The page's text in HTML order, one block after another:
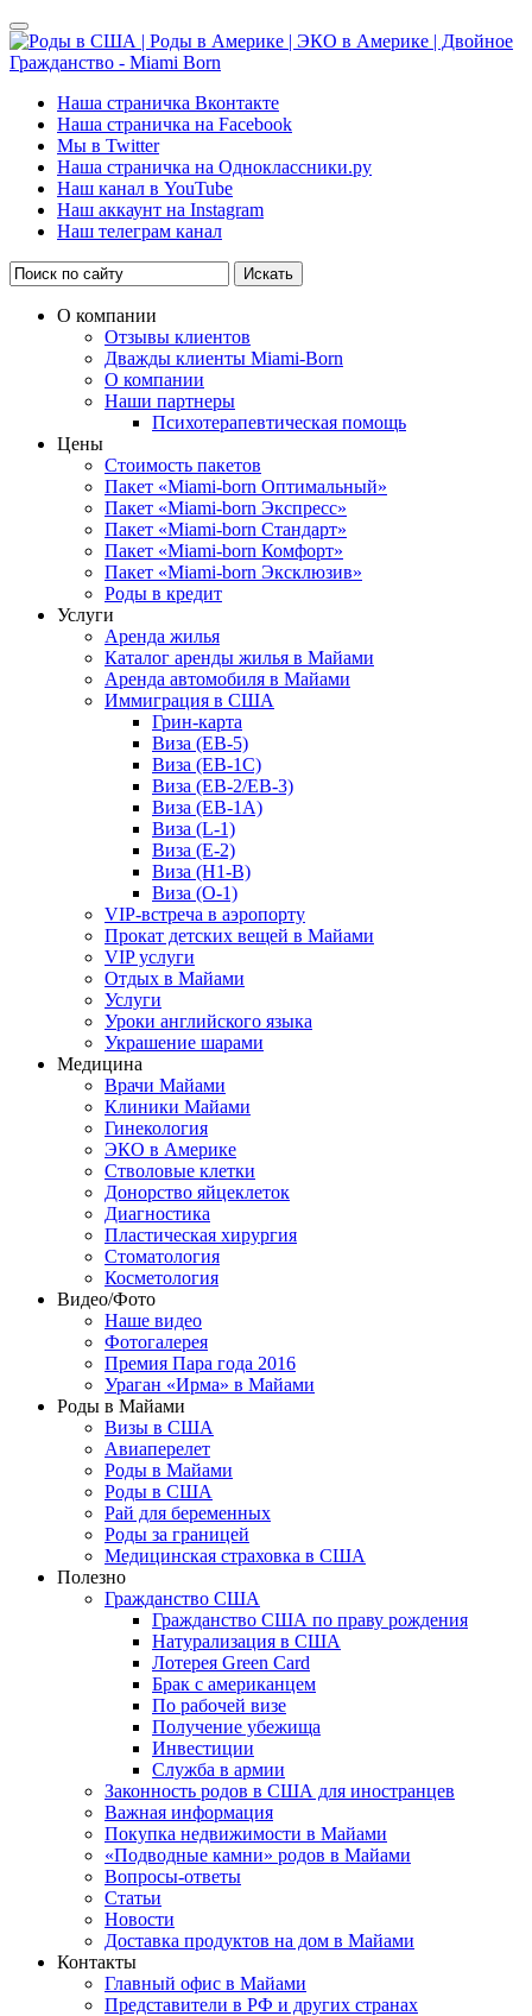
Наша страничка Вконтакте
Наша страничка на Facebook
Мы в Twitter
Наша страничка на Одноклассники.ру
Наш канал в YouTube
Наш аккаунт на Instagram
Наш телеграм канал
Искать
О компании
Отзывы клиентов
Дважды клиенты Miami-Born
О компании
Наши партнеры
Психотерапевтическая помощь
Цены
Стоимость пакетов
Пакет «Miami-born Оптимальный»
Пакет «Miami-born Экспресс»
Пакет «Miami-born Стандарт»
Пакет «Miami-born Комфорт»
Пакет «Miami-born Эксклюзив»
Роды в кредит
Услуги
Аренда жилья
Каталог аренды жилья в Майами
Аренда автомобиля в Майами
Иммиграция в США
Грин-карта
Виза (EB-5)
Виза (EB-1C)
Виза (EB-2/EB-3)
Виза (EB-1A)
Виза (L-1)
Виза (E-2)
Виза (H1-B)
Виза (O-1)
VIP-встреча в аэропорту
Прокат детских вещей в Майами
VIP услуги
Отдых в Майами
Услуги
Уроки английского языка
Украшение шарами
Медицина
Врачи Майами
Клиники Майами
Гинекология
ЭКО в Америке
Стволовые клетки
Донорство яйцеклеток
Диагностика
Пластическая хирургия
Стоматология
Косметология
Видео/Фото
Наше видео
Фотогалерея
Премия Пара года 2016
Ураган «Ирма» в Майами
Роды в Майами
Визы в США
Авиаперелет
Роды в Майами
Роды в США
Рай для беременных
Роды за границей
Медицинская страховка в США
Полезно
Гражданство США
Гражданство США по праву рождения
Натурализация в США
Лотерея Green Card
Брак с американцем
По рабочей визе
Получение убежища
Инвестиции
Служба в армии
Законность родов в США для иностранцев
Важная информация
Покупка недвижимости в Майами
«Подводные камни» родов в Майами
Вопросы-ответы
Статьи
Новости
Доставка продуктов на дом в Майами
Контакты
Главный офис в Майами
Представители в РФ и других странах